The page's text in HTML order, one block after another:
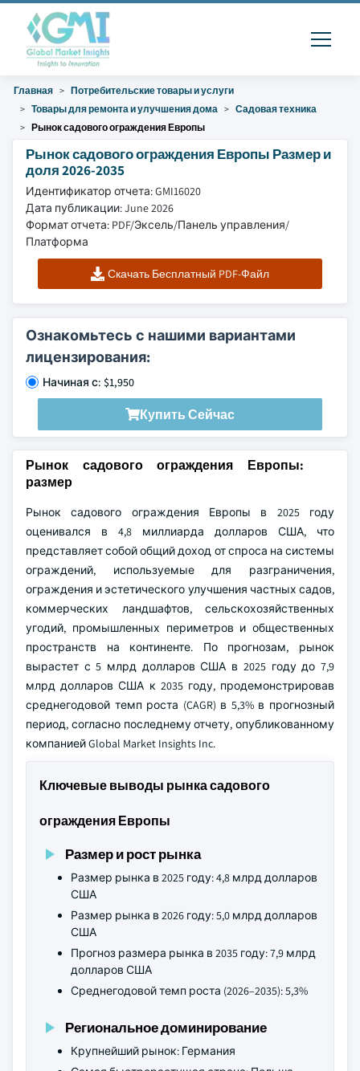
Главная
Потребительские товары и услуги
Товары для ремонта и улучшения дома
Садовая техника
Рынок садового ограждения Европы
Рынок садового ограждения Европы Размер и
доля 2026-2035
Идентификатор отчета: GMI16020
Дата публикации: June 2026
Формат отчета: PDF/Эксель/Панель управления/
Платформа
Скачать Бесплатный PDF-Файл
Ознакомьтесь с нашими вариантами
лицензирования:
Начиная с: $1,950
Купить Сейчас
Рынок садового ограждения Европы:
размер
Рынок садового ограждения Европы в 2025 году
оценивался в 4,8 миллиарда долларов США, что
представляет собой общий доход от спроса на системы
ограждений, используемые для разграничения,
ограждения и эстетического улучшения частных садов,
коммерческих ландшафтов, сельскохозяйственных
угодий, промышленных периметров и общественных
пространств на континенте. По прогнозам, рынок
вырастет с 5 млрд долларов США в 2025 году до 7,9
млрд долларов США к 2035 году, продемонстрировав
среднегодовой темп роста (CAGR) в 5,3% в прогнозный
период, согласно последнему отчету, опубликованному
компанией Global Market Insights Inc.
Ключевые выводы рынка садового
ограждения Европы
Размер и рост рынка
Размер рынка в 2025 году: 4,8 млрд долларов
США
Размер рынка в 2026 году: 5,0 млрд долларов
США
Прогноз размера рынка в 2035 году: 7,9 млрд
долларов США
Среднегодовой темп роста (2026–2035): 5,3%
Региональное доминирование
Крупнейший рынок: Германия